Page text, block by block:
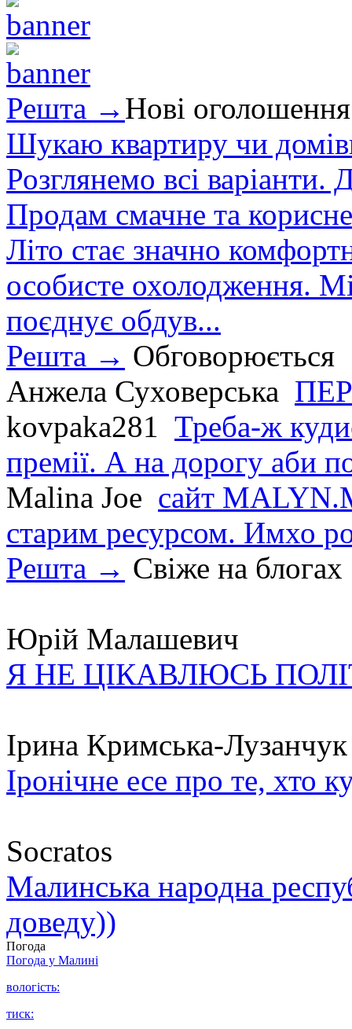
Решта → Нові оголошення
Шукаю квартиру чи
Розглянемо всі варіанти.
Продам смачне та
Літо стає значно
особисте охолодження.
поєднує обдув...
Решта → Обговорюється
Анжела Суховерська
kovpaka281 Треба-ж
премії. А на дорогу аби
Malina Joe сайт
старим ресурсом. Имхо
Решта → Свіже на блогах
Юрій Малашевич
Я НЕ ЦІКАВЛЮСЬ
Ірина Кримська-Лузанчук
Іронічне есе про те, хто
Socratos
Малинська народна
доведу))
Погода
Погода у Малині
вологість:
тиск: